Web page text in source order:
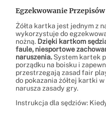
Egzekwowanie
Żółta kartka jest jednym z
wykorzystuje do
nożną. Dzięki kartkom
faule, niesportowe
naruszenia. System kartek
porządku na boisku i
przestrzegają zasad fair
do pokazania żółtej kartki
narusza zasady gry.
Instrukcja dla sędziów: